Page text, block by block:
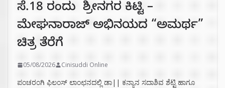
ಸೆ.18 ರಂದು ಶ್ರೀನಗರ ಕಿಟ್ಟಿ –
ಮೇಘನಾರಾಜ್ ಅಭಿನಯದ “ಅಮರ್ಥ”
ಚಿತ್ರ ತೆರೆಗೆ
05/08/2026 Cinisuddi Online
ಪಂಚರಂಗಿ ಫಿಲಂಸ್ ಲಾಂಛನದಲ್ಲಿ ಡಾ|| ಕನ್ಯಾನ ಸದಾಶಿವ ಶೆಟ್ಟಿ ಹಾಗೂ